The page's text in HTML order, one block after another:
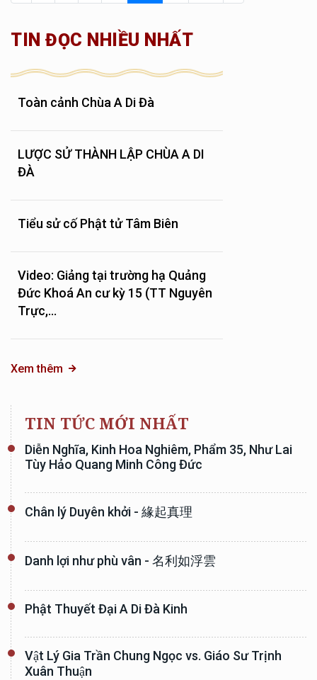
TIN ĐỌC NHIỀU NHẤT
Toàn cảnh Chùa A Di Đà
LƯỢC SỬ THÀNH LẬP CHÙA A DI
ĐÀ
Tiểu sử cố Phật tử Tâm Biên
Video: Giảng tại trường hạ Quảng
Đức Khoá An cư kỳ 15 (TT Nguyên
Trực,...
Xem thêm
TIN TỨC MỚI NHẤT
Diễn Nghĩa, Kinh Hoa Nghiêm, Phẩm 35, Như Lai
Tùy Hảo Quang Minh Công Đức
Chân lý Duyên khởi - 緣起真理
Danh lợi như phù vân - 名利如浮雲
Phật Thuyết Đại A Di Đà Kinh
Vật Lý Gia Trần Chung Ngọc vs. Giáo Sư Trịnh
Xuân Thuận